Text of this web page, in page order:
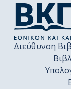
Διεύθυνση